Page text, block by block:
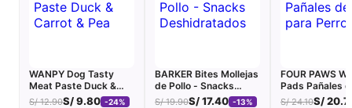
WANPY Dog Tasty
Meat Paste Duck &
Carrot & Pea
S/12.90S/9.80 -24%
BARKER Bites Mollejas
de Pollo - Snacks
Deshidratados
S/19.90S/17.40 -13%
FOUR PAWS
Pads Pañales
para Perro
S/24.10S/